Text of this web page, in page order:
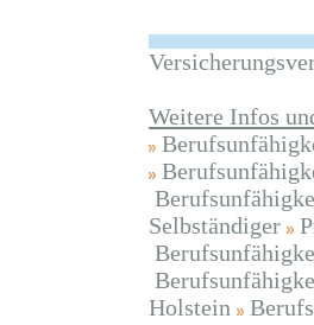
Weitere Infos
Selbständiger
Holstein